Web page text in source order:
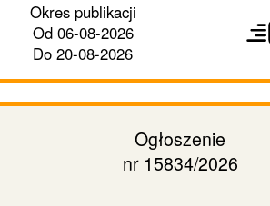
Okres publikacji
Od06-08-2026
Do 20-08-2026
dalej
Ogłoszenie
nr 15834/2026